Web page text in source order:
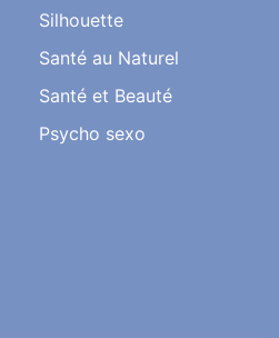
Silhouette
Santé au Naturel
Santé et Beauté
Psycho sexo